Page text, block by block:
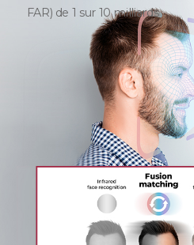
FAR) de 1 sur 10 milliards